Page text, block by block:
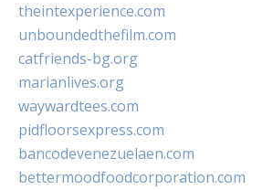
theintexperience.com
unboundedthefilm.com
catfriends-bg.org
marianlives.org
waywardtees.com
pidfloorsexpress.com
bancodevenezuelaen.com
bettermoodfoodcorporation.com